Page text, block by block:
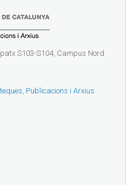
S103-S104, Campus Nord
Publicacions i Arxius